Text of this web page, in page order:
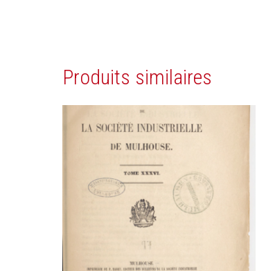
Produits similaires